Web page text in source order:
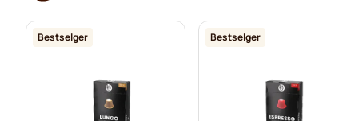
Bestselger Bestselger